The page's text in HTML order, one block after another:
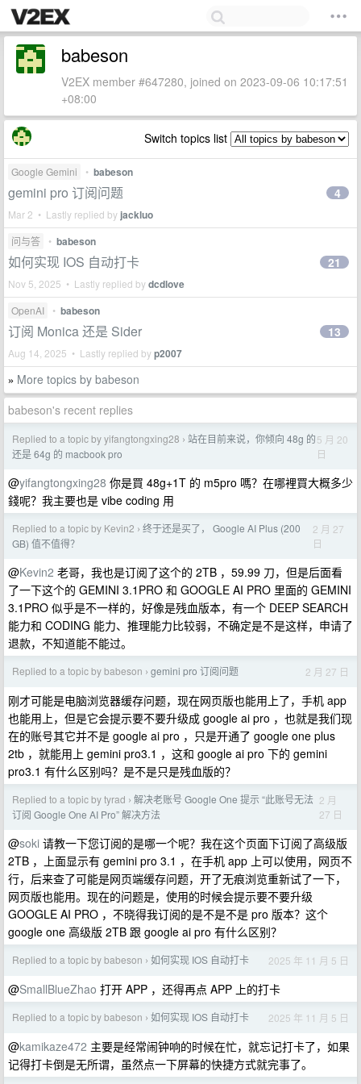
babeson
V2EX member #647280, joined on 2023-09-06 10:17:51
+08:00
Switch topics list
Google Gemini • babeson
gemini pro 订阅问题
Mar 2 • Lastly replied by jackluo
4
问与答 • babeson
如何实现 IOS 自动打卡
Nov 5, 2025 • Lastly replied bydcdlove
21
OpenAI • babeson
订阅 Monica 还是 Sider
Aug 14, 2025 • Lastly replied byp2007
13
» More topics by babeson
babeson's recent replies
Replied to a topic by yifangtongxing28 › 站在目前来说，你倾向 48g 的
还是 64g 的 macbook pro
5 月 20
日
@yifangtongxing28 你是買 48g+1T 的 m5pro 嗎？在哪裡買大概多少
錢呢？我主要也是 vibe coding 用
Replied to a topic by Kevin2 › 终于还是买了， Google AI Plus (200
GB) 值不值得？
2 月 27
日
@Kevin2 老哥，我也是订阅了这个的 2TB ，59.99 刀，但是后面看
了一下这个的 GEMINI 3.1PRO 和 GOOGLE AI PRO 里面的 GEMINI
3.1PRO 似乎是不一样的，好像是残血版本，有一个 DEEP SEARCH
能力和 CODING 能力、推理能力比较弱，不确定是不是这样，申请了
退款，不知道能不能过。
Replied to a topic by babeson › gemini pro 订阅问题 2 月 27 日
刚才可能是电脑浏览器缓存问题，现在网页版也能用上了，手机 app
也能用上，但是它会提示要不要升级成 google ai pro ，也就是我们现
在的账号其它并不是 google ai pro ，只是开通了 google one plus
2tb ，就能用上 gemini pro3.1 ，这和 google ai pro 下的 gemini
pro3.1 有什么区别吗？是不是只是残血版的？
Replied to a topic by tyrad › 解决老账号 Google One 提示 “此账号无法
订阅 Google One AI Pro” 解决方法
2 月
27 日
@soki 请教一下您订阅的是哪一个呢？我在这个页面下订阅了高级版
2TB ，上面显示有 gemini pro 3.1 ，在手机 app 上可以使用，网页不
行，后来查了可能是网页端缓存问题，开了无痕浏览重新试了一下，
网页版也能用。现在的问题是，使用的时候会提示要不要升级
GOOGLE AI PRO ，不晓得我订阅的是不是不是 pro 版本？这个
google one 高级版 2TB 跟 google ai pro 有什么区别？
Replied to a topic by babeson › 如何实现 IOS 自动打卡 2025 年 11 月 5 日
@SmallBlueZhao 打开 APP ，还得再点 APP 上的打卡
Replied to a topic by babeson › 如何实现 IOS 自动打卡 2025 年 11 月 5 日
@kamikaze472 主要是经常闹钟响的时候在忙，就忘记打卡了，如果
记得打卡倒是无所谓，虽然点一下屏幕的快捷方式就完事了。